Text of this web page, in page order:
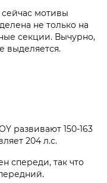
мотивы
не только на
секции. Вычурно,
выделяется.
развивают 150-163
204 л.с.
спереди, так что